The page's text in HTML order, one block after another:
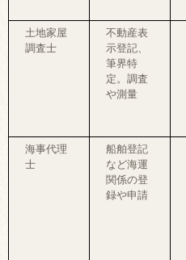
土地家屋
調査士
不動産表
示登記、
筆界特
定。調査
や測量
海事代理
士
船舶登記
など海運
関係の登
録や申請